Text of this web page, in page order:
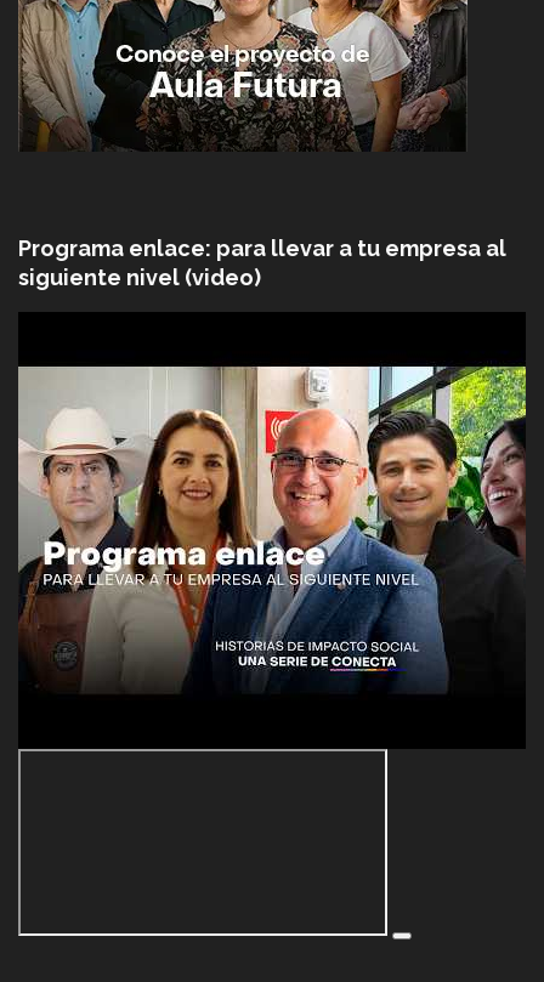
Programa enlace: para llevar a tu empresa al
siguiente nivel (video)